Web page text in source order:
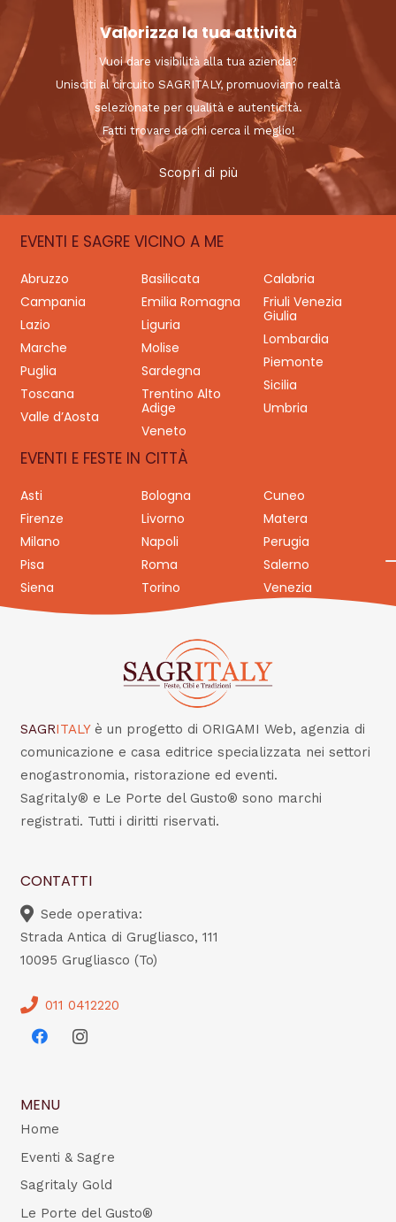
Valorizza la tua attività
Vuoi dare visibilità alla tua azienda?
Unisciti al circuito SAGRITALY, promuoviamo realtà
selezionate per qualità e autenticità.
Fatti trovare da chi cerca il meglio!
Scopri di più
EVENTI E SAGRE VICINO A ME
Abruzzo Basilicata
Calabria
Campania
Emilia Romagna
Friuli Venezia
Giulia
Lazio
Liguria
Lombardia
Marche
Molise
Piemonte
Puglia
Sardegna
Sicilia
Toscana
Trentino Alto
Adige
Umbria
Valle d’Aosta
Veneto
EVENTI E FESTE IN CITTÀ
Asti Bologna
Cuneo
Firenze
Livorno
Matera
Milano
Napoli
Perugia
Pisa
Roma
Salerno
Siena
Torino Venezia
SAGRITALY è un progetto di ORIGAMI Web, agenzia di
comunicazione e casa editrice specializzata nei settori
enogastronomia, ristorazione ed eventi.
Sagritaly® e Le Porte del Gusto® sono marchi
registrati. Tutti i diritti riservati.
CONTATTI
Sede operativa:
Strada Antica di Grugliasco, 111
10095 Grugliasco (To)
011 0412220
MENU
Home
Eventi & Sagre
Sagritaly Gold
Le Porte del Gusto®